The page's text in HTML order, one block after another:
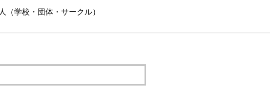
（学校・団体・サークル）